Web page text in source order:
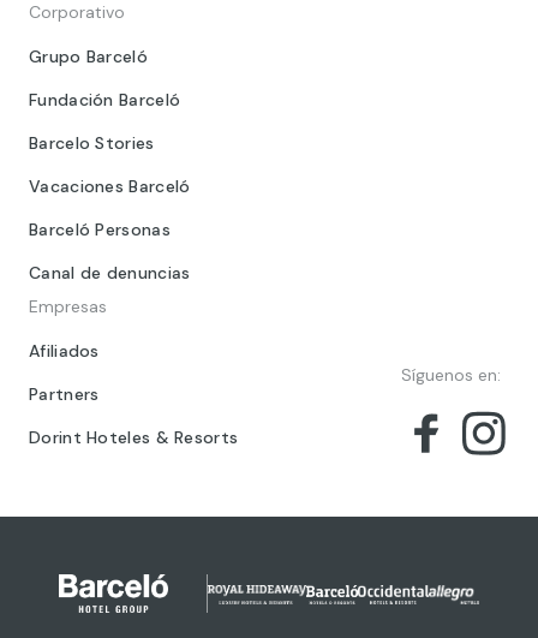
Corporativo
Grupo Barceló
Fundación Barceló
Barcelo Stories
Vacaciones Barceló
Barceló Personas
Canal de denuncias
Empresas
Afiliados
Partners
Dorint Hoteles & Resorts
Síguenos en: